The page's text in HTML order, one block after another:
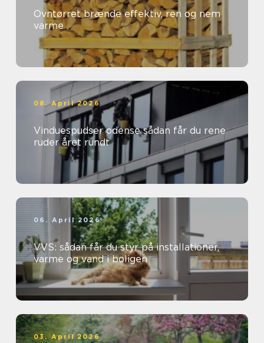
Ovntørret brænde effektiv, ren og nem
varme
08. April 2026
Vinduespudser odense sådan får du rene
ruder året rundt
06. April 2026
VVS: sådan får du styr på installationer,
varme og vand i boligen
03. April 2026